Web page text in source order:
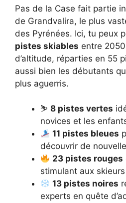
Pas de la Case fait partie
de Grandvalira, le plus
des Pyrénées. Ici, tu peux
pistes skiables entre
d’altitude, réparties en 55
aussi bien les débutants
plus aguerris.
⛷️ 8 pistes vertes
novices et les
11 pistes bleues
découvrir de
23 pistes rouges
stimulant aux
13 pistes noires
experts en quête